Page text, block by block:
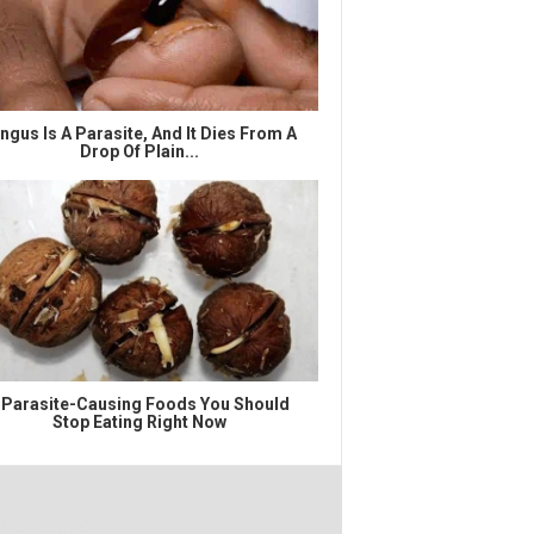
Is A Parasite, And It Dies From A
Drop Of Plain...
Causing Foods You Should
Stop Eating Right Now